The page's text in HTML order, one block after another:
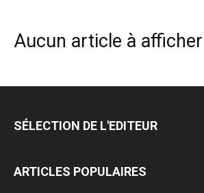
Aucun article à afficher
SÉLECTION DE L'EDITEUR
ARTICLES POPULAIRES